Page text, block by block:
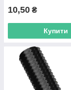
10,50 ₴
Купити